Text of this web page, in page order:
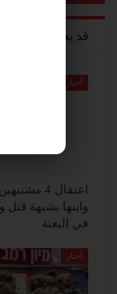
قد يعجبك ايضا
أخبار
اعتقال 4
وابنها بشبهة قتل
في البعنة
أخبار